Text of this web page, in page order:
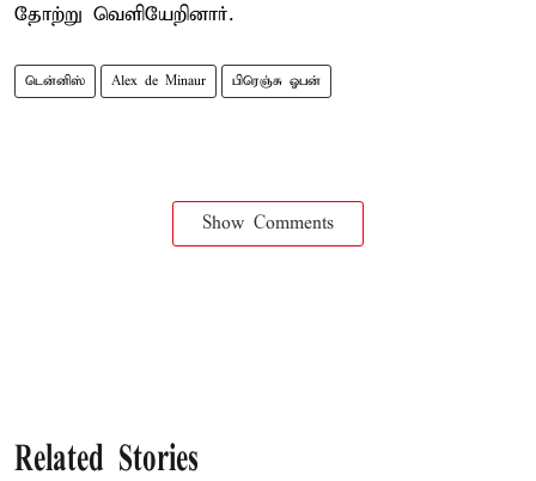
தோற்று வெளியேறினார்.
டென்னிஸ் Alex de Minaur பிரெஞ்சு ஓபன்
Show Comments
Related Stories